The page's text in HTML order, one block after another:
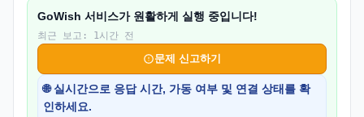
GoWish 서비스가 원활하게 실행 중입니다!
최근 보고: 1시간 전
문제 신고하기
🌐 실시간으로 응답 시간, 가동 여부 및 연결 상태를 확
인하세요.